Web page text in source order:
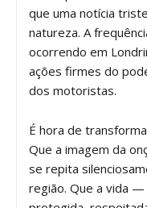
que uma notícia
natureza. A
ocorrendo em
ações firmes do
dos motoristas.
É hora de
Que a imagem da
se repita
região. Que a vida